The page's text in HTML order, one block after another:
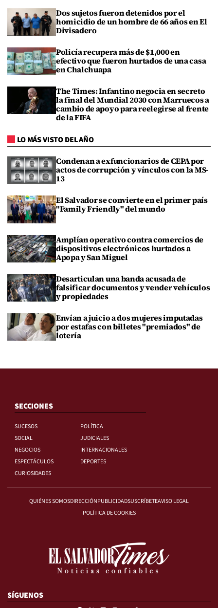
Dos sujetos fueron detenidos por el
homicidio de un hombre de 66 años en El
Divisadero
Policía recupera más de $1,000 en
efectivo que fueron hurtados de una casa
en Chalchuapa
The Times: Infantino negocia en secreto
la final del Mundial 2030 con Marruecos a
cambio de apoyo para reelegirse al frente
de la FIFA
LO MÁS VISTO DEL AÑO
Condenan a exfuncionarios de CEPA por
actos de corrupción y vínculos con la MS-
13
El Salvador se convierte en el primer país
"Family Friendly" del mundo
Amplían operativo contra comercios de
dispositivos electrónicos hurtados a
Apopa y San Miguel
Desarticulan una banda acusada de
falsificar documentos y vender vehículos
y propiedades
Envían a juicio a dos mujeres imputadas
por estafas con billetes "premiados" de
lotería
SECCIONES
SUCESOS
POLÍTICA
SOCIAL
JUDICIALES
NEGOCIOS
INTERNACIONALES
ESPECTÁCULOS
DEPORTES
CURIOSIDADES
QUIÉNES SOMOSDIRECCIÓNPUBLICIDADSUSCRÍBETEAVISO LEGAL
POLÍTICA DE COOKIES
SÍGUENOS